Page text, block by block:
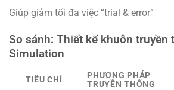
Giúp giảm tối đa việc “trial & error”
So sánh: Thiết kế khuôn truyền
Simulation
TIÊU CHÍ
PHƯƠNG PHÁP
TRUYỀN THỐNG